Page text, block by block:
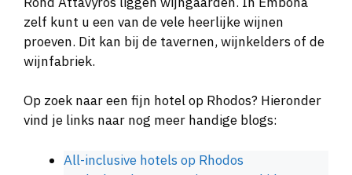
zelf kunt u een van de vele heerlijke wijnen
proeven. Dit kan bij de tavernen, wijnkelders of de
wijnfabriek.
Op zoek naar een fijn hotel op Rhodos? Hieronder
vind je links naar nog meer handige blogs:
All-inclusive hotels op Rhodos